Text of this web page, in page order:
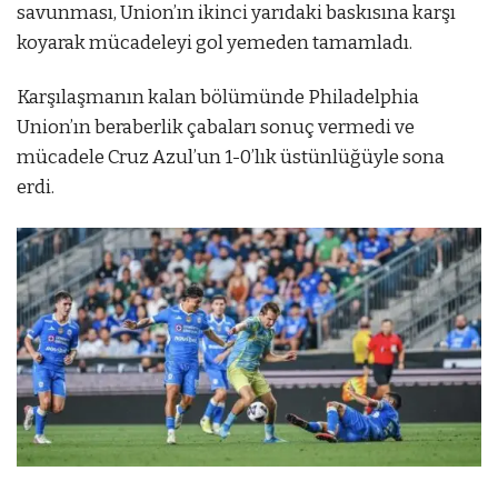
savunması, Union’ın ikinci yarıdaki baskısına karşı
koyarak mücadeleyi gol yemeden tamamladı.
Karşılaşmanın kalan bölümünde Philadelphia
Union’ın beraberlik çabaları sonuç vermedi ve
mücadele Cruz Azul’un 1-0’lık üstünlüğüyle sona
erdi.